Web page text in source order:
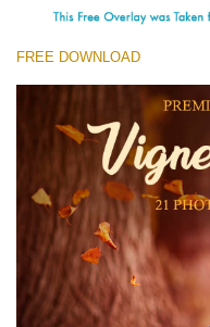
FREE DOWNLOAD